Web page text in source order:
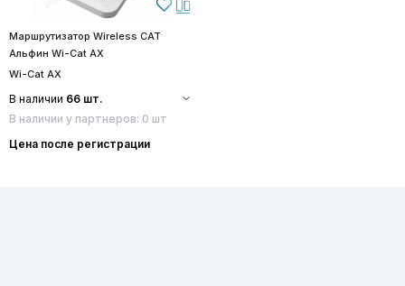
Маршрутизатор Wireless CAT
Альфин Wi-Cat AX
Wi-Cat AX
В наличии 66 шт.
В наличии у партнеров: 0 шт
Цена после регистрации